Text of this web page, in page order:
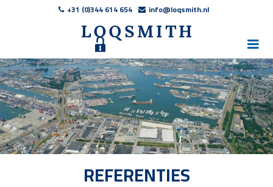
+31 (0)344 614 654 info@loqsmith.nl
REFERENTIES